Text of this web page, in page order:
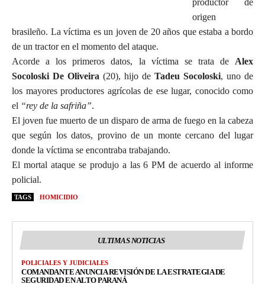
origen
brasileño. La víctima es un joven de 20 años que estaba a bordo
de un tractor en el momento del ataque.
Acorde a los primeros datos, la víctima se trata de Alex
Socoloski De Oliveira (20), hijo de Tadeu Socoloski, uno de
los mayores productores agrícolas de ese lugar, conocido como
el “rey de la safriña”.
El joven fue muerto de un disparo de arma de fuego en la cabeza
que según los datos, provino de un monte cercano del lugar
donde la víctima se encontraba trabajando.
El mortal ataque se produjo a las 6 PM de acuerdo al informe
policial.
TAGS HOMICIDIO
ULTIMAS NOTICIAS
POLICIALES Y JUDICIALES
COMANDANTE ANUNCIA REVISIÓN DE LA ESTRATEGIA DE
SEGURIDAD EN ALTO PARANÁ